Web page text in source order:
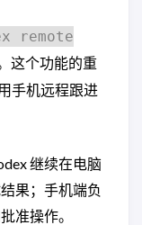
remote
这个功能的重
手机远程跟进
继续在电脑
果；手机端负
准操作。